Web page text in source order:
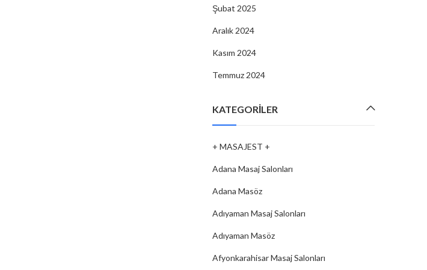
Şubat 2025
Aralık 2024
Kasım 2024
Temmuz 2024
KATEGORILER
+ MASAJEST +
Adana Masaj Salonları
Adana Masöz
Adıyaman Masaj Salonları
Adıyaman Masöz
Afyonkarahisar Masaj Salonları